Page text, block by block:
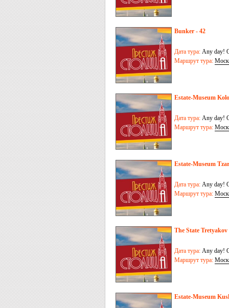
Bunker - 42
Дата тура: Any day!
Маршрут тура:
Estate-Museum
Дата тура: Any day!
Маршрут тура:
Estate-Museum
Дата тура: Any day!
Маршрут тура:
The State Tretyakov
Дата тура: Any day!
Маршрут тура:
Estate-Museum